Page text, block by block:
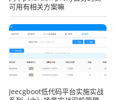
可用有相关方案嘛
Jeecgboot低代码平台实施实战